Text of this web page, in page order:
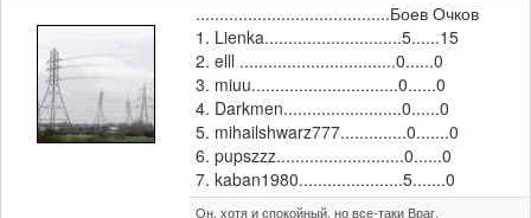
.........................................Боев Очков
1. Lienka.............................5......15
2. elll .................................0......0
3. miuu...............................0......0
4. Darkmen.........................0......0
5. mihailshwarz777..............0.......0
6. pupszzz...........................0......0
7. kaban1980......................5.......0
Он, хотя и спокойный, но все-таки Враг.